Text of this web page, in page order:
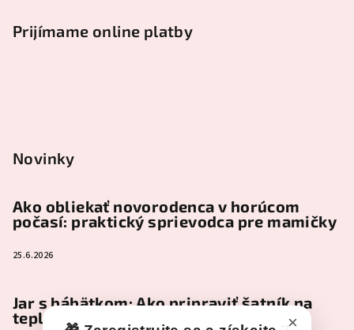
×
Prijímame online platby
Novinky
Ako obliekať novorodenca v horúcom
počasí: praktický sprievodca pre mamičky
25.6.2026
Jar s bábätkom: Ako pripraviť šatník na
teplejšie dni